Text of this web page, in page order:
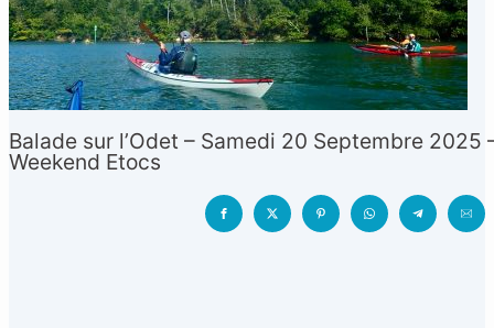
Balade sur l’Odet – Samedi 20 Septembre 2025
Weekend Etocs